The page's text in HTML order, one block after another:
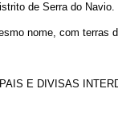
de Serra do Navio.
nome, com terras
E DIVISAS